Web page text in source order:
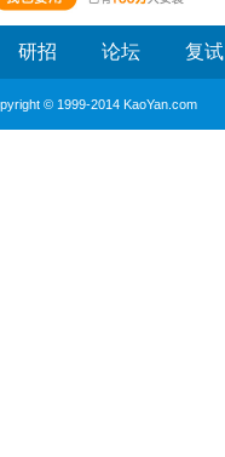
研招 论坛 复试
© 1999-2014 KaoYan.com